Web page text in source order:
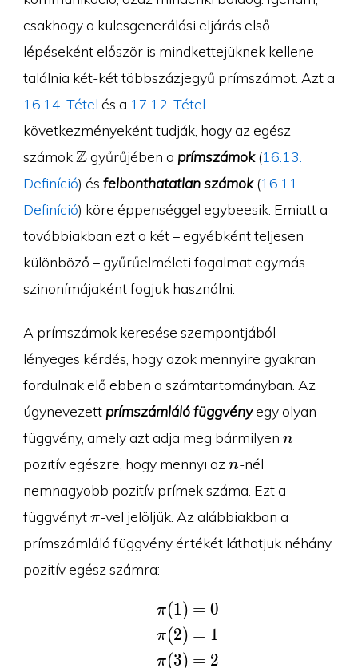
csakhogy a kulcsgenerálási eljárás első
lépéseként először is mindkettejüknek kellene
találnia két-két többszázjegyű prímszámot. Azt a
16.14. Tétel és a 17.12. Tétel
következményeként tudják, hogy az egész
számok \Z
Zgyűrűjében a prímszámok(16.13.
Definíció) és felbonthatatlan számok(16.11.
Definíció) köre éppenséggel egybeesik. Emiatt a
továbbiakban ezt a két – egyébként teljesen
különböző – gyűrűelméleti fogalmat egymás
szinonímájaként fogjuk használni.
A prímszámok keresése szempontjából
lényeges kérdés, hogy azok mennyire gyakran
fordulnak elő ebben a számtartományban. Az
úgynevezett prímszámláló függvényegy olyan
függvény, amely azt adja meg bármilyen n
n
pozitív egészre, hogy mennyi az n
n-nél
nemnagyobb pozitív prímek száma. Ezt a
függvényt\pi
π-vel jelöljük. Az alábbiakban a
prímszámláló függvény értékét láthatjuk néhány
pozitív egész számra:
π(1)
π(2)
π(3)
= 0
= 1
= 2